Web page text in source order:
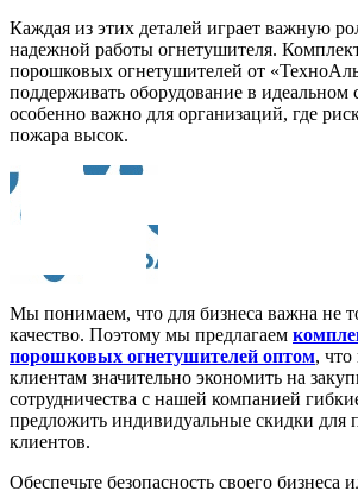
Каждая из этих деталей играет важную
надежной работы огнетушителя.
порошковых огнетушителей от
поддерживать оборудование в идеальном
особенно важно для организаций, где
пожара высок.
Мы понимаем, что для бизнеса важна не
качество. Поэтому мы предлагаем
порошковых огнетушителей оптом,
клиентам значительно экономить на
сотрудничества с нашей компанией
предложить индивидуальные скидки для
клиентов.
Обеспечьте безопасность своего